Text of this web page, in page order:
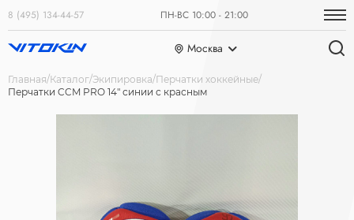
8 (495) 134-44-57 ПН-ВС 10:00 - 21:00
Москва
Главная Каталог Экипировка Перчатки хоккейные
Перчатки CCM PRO 14" синии с красным